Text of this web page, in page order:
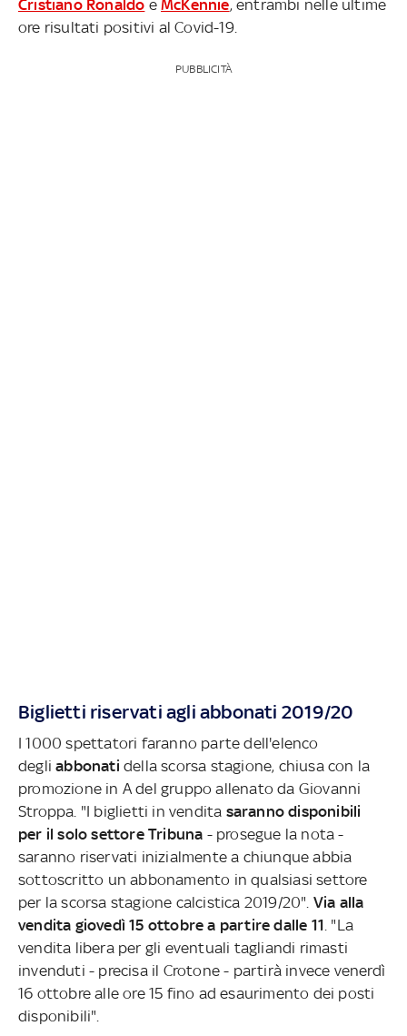
Cristiano Ronaldo eMcKennie, entrambi nelle ultime
ore risultati positivi al Covid-19.
PUBBLICITÀ
Biglietti riservati agli abbonati 2019/20
I 1000 spettatori faranno parte dell'elenco
degliabbonati della scorsa stagione, chiusa con la
promozione in A del gruppo allenato da Giovanni
Stroppa. "I biglietti in vendita saranno disponibili
per il solo settore Tribuna - prosegue la nota -
saranno riservati inizialmente a chiunque abbia
sottoscritto un abbonamento in qualsiasi settore
per la scorsa stagione calcistica 2019/20". Via alla
vendita giovedì 15 ottobre a partire dalle 11 . "La
vendita libera per gli eventuali tagliandi rimasti
invenduti - precisa il Crotone - partirà invece venerdì
16 ottobre alle ore 15 fino ad esaurimento dei posti
disponibili".